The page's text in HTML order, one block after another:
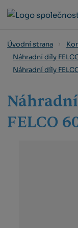
Úvodní strana
Náhradní díly
Náhradní díly
FELCO